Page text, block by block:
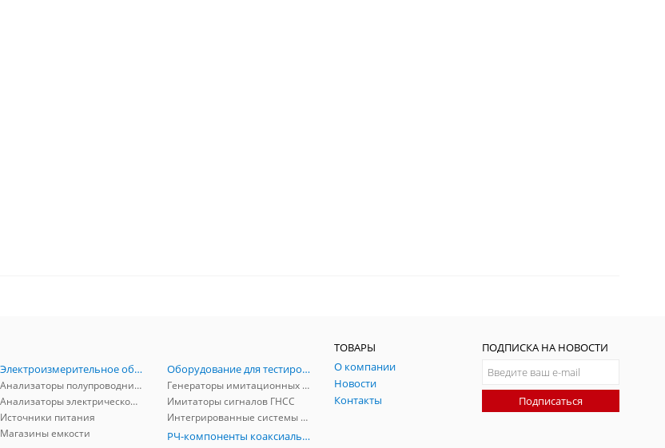
Электроизмерительное оборудование
Анализаторы полупроводников
Анализаторы электрической мощности
Источники питания
Магазины емкости
Оборудование для тестирования и симуляции ГНСС
Генераторы имитационных и заградительных помех
Имитаторы сигналов ГНСС
Интегрированные системы защиты от ГНСС-помех
РЧ-компоненты коаксиальные
ТОВАРЫ
О компании
Новости
Контакты
ПОДПИСКА НА НОВОСТИ
Подписаться